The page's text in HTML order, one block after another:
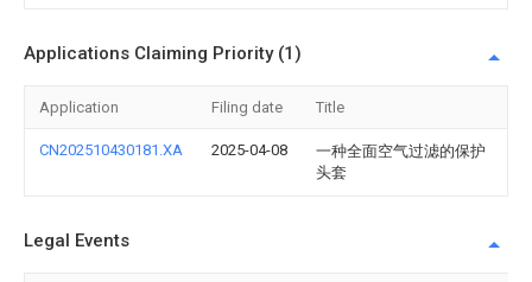
Applications Claiming Priority (1)
Application Filing date Title
CN202510430181.XA 2025-04-08
一种全面空气过滤的保护
头套
Legal Events